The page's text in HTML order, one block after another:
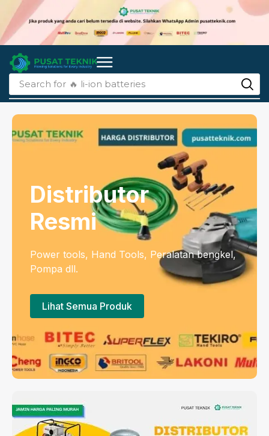
Search for 🔥 charger
Distributor
Resmi
Power tools, Hand Tools, Peralatan bengkel,
Pompa dll.
Lihat Semua Produk